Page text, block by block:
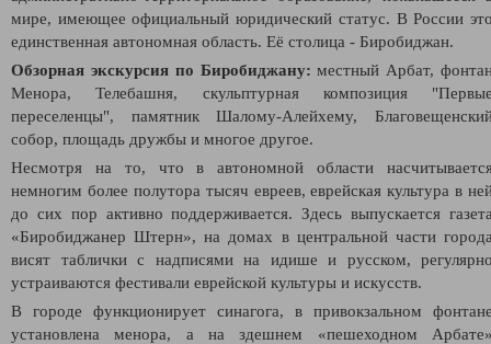
мире, имеющее официальный юридический статус. В России
единственная автономная область. Её столица - Биробиджан.
Обзорная экскурсия по Биробиджану:местный Арбат,
Менора, Телебашня, скульптурная композиция
переселенцы", памятник Шалому-Алейхему,
собор, площадь дружбы и многое другое.
Несмотря на то, что в автономной области
немногим более полутора тысяч евреев, еврейская культура в
до сих пор активно поддерживается. Здесь выпускается
«Биробиджанер Штерн», на домах в центральной части
висят таблички с надписями на идише и русском,
устраиваются фестивали еврейской культуры и искусств.
В городе функционирует синагога, в привокзальном
установлена менора, а на здешнем «пешеходном